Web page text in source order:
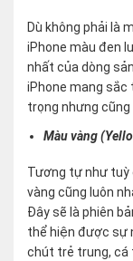
Dù không phải là
iPhone màu đen
nhất của dòng
iPhone mang sắc
trọng nhưng cũng
Màu vàng
Tương tự như tuỳ
vàng cũng luôn
Đây sẽ là phiên
thể hiện được sự
chút trẻ trung, cá